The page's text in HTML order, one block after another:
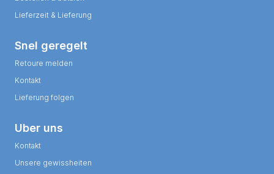
Lieferzeit & Lieferung
Snel geregelt
Retoure melden
Kontakt
Lieferung folgen
Uber uns
Kontakt
Unsere gewissheiten